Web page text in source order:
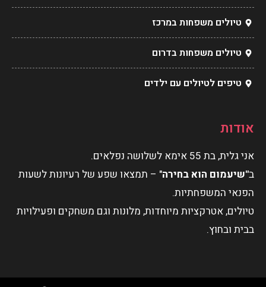
טיולים משפחות במרכז
טיולים משפחות בדרום
טיפים לטיולים עם ילדים
אודות
אני גלית, בת 55 אימא לשלושה נפלאים.
ב"שיעמום הוא בחירה" – תמצאו שפע של רעיונות לשעות
הפנאי המשפחתיות.
טיולים, אטרקציות מיוחדות, מלונות וגם משחקים ופעילויות
בבית ובחוץ.